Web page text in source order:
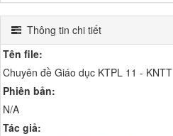
Thông tin chi tiết
Tên file:
Chuyên đề Giáo dục KTPL 11 - KNTT
Phiên bản:
N/A
Tác giả: